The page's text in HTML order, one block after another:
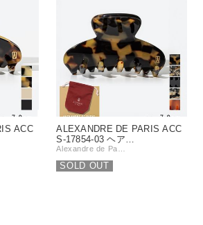
ACC
ALEXANDRE DE PARIS ACC
S-17854-03 ヘア…
Alexandre de Pa…
SOLD OUT